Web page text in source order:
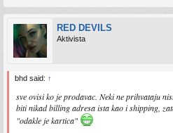
RED DEVILS
Aktivista
bhd said: ↑
sve ovisi ko je prodavac. Neki ne prihvataju
biti nikad billing adresa ista kao i shipping,
"odakle je kartica"